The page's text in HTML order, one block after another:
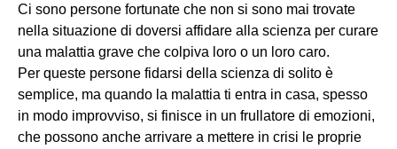
Ci sono persone fortunate che non si sono mai trovate
nella situazione di doversi affidare alla scienza per curare
una malattia grave che colpiva loro o un loro caro.
Per queste persone fidarsi della scienza di solito è
semplice, ma quando la malattia ti entra in casa, spesso
in modo improvviso, si finisce in un frullatore di emozioni,
che possono anche arrivare a mettere in crisi le proprie